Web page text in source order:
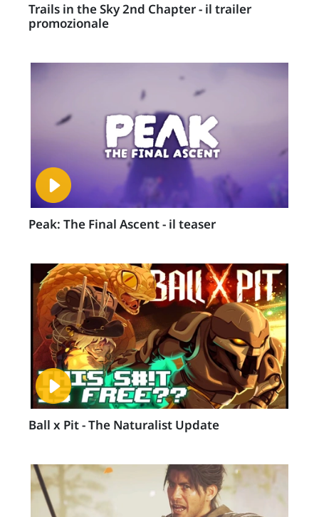
Trails in the Sky 2nd Chapter - il trailer
promozionale
Peak: The Final Ascent - il teaser
Ball x Pit - The Naturalist Update